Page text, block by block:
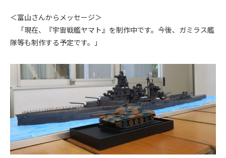
＜富山さんからメッセージ＞
「現在、『宇宙戦艦ヤマト』を制作中です。今後、ガミラス艦
隊等も制作する予定です。」